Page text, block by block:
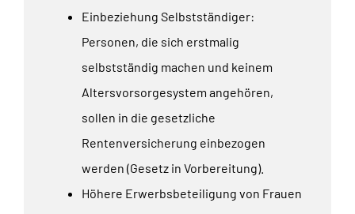
Einbeziehung Selbstständiger:
Personen, die sich erstmalig
selbstständig machen und keinem
Altersvorsorgesystem angehören,
sollen in die gesetzliche
Rentenversicherung einbezogen
werden (Gesetz in Vorbereitung).
Höhere Erwerbsbeteiligung von Frauen